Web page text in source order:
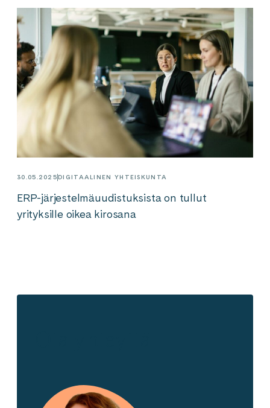
30.05.2025DIGITAALINEN YHTEISKUNTA
ERP-järjestelmäuudistuksista on tullut
yrityksille oikea kirosana